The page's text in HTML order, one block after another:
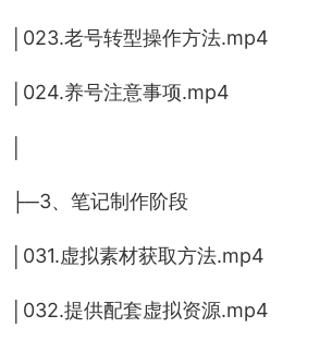
│023.老号转型操作方法.mp4
│024.养号注意事项.mp4
├─3、笔记制作阶段
│031.虚拟素材获取方法.mp4
│032.提供配套虚拟资源.mp4